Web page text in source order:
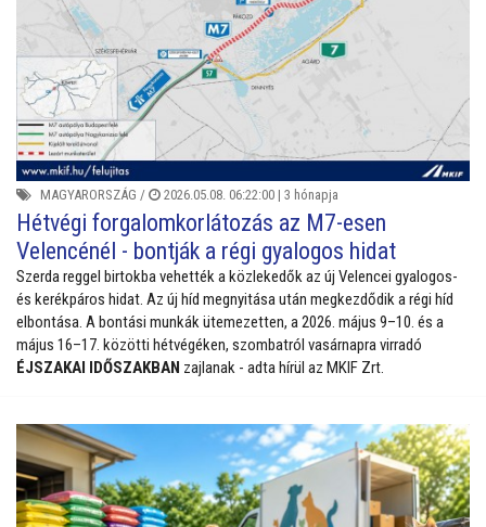
MAGYARORSZÁG / 2026.05.08. 06:22:00 | 3 hónapja
Hétvégi forgalomkorlátozás az M7-esen
Velencénél - bontják a régi gyalogos hidat
Szerda reggel birtokba vehették a közlekedők az új Velencei gyalogos-
és kerékpáros hidat. Az új híd megnyitása után megkezdődik a régi híd
elbontása. A bontási munkák ütemezetten, a 2026. május 9–10. és a
május 16–17. közötti hétvégéken, szombatról vasárnapra virradó
ÉJSZAKAI IDŐSZAKBAN zajlanak - adta hírül az MKIF Zrt.